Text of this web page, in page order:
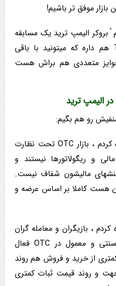
بازار موفق تر باشیم!
بروکر الیمپ ترید یک مسابقه
به نام The Weekend Cup هم داره که میتونید با باقی
متعددی هم براش هست
رو هم بگیم:
همانطور که در بالا هم اشاره کردم ، بازار OTC تحت نظارت
ریگولاتورها نیستند و
مالیشون شفاف نیست.
هست کاملا بر اساس عرضه و
کردم ، بازیگران و معامله گران
کمتری نسبت به بازارهای سنتی و معمول در OTC فعال
از خرید و فروش هم روند
و روند قیمت ثبات کمتری